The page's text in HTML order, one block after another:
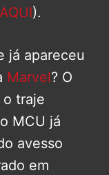
).
já apareceu
Marvel? O
traje
MCU já
avesso
em